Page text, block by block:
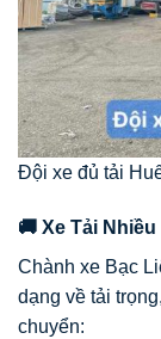
Đội xe đủ tải
🚚 Xe Tải
Chành xe Bạc
dạng về tải
chuyển: